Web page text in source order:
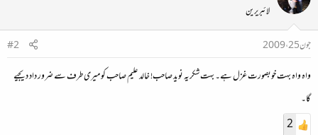
لائبریرین
جون 25، 2009
#2
واہ واہ بہت خوبصورت غزل ہے۔ بہت شکریہ نوید صاحب! خالد علیم صاحب کو میری طرف سے ضرور داد دیجیے
گا۔
2